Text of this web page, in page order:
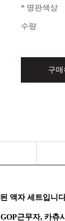
* 명판색상
수량
구매
액자 세트입니
근무자, 카츄